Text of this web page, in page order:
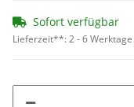
Sofort verfügbar
Lieferzeit**:2 - 6 Werktage